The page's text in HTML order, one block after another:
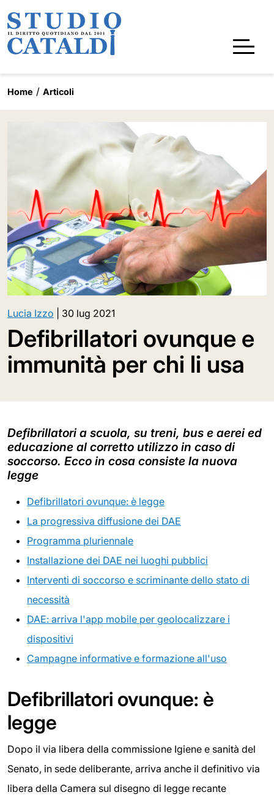
Home Articoli
Lucia Izzo 30 lug 2021
Defibrillatori ovunque e
immunità per chi li usa
Defibrillatori a scuola, su treni, bus e aerei ed
educazione al corretto utilizzo in caso di
soccorso. Ecco in cosa consiste la nuova
legge
Defibrillatori ovunque: è legge
La progressiva diffusione dei DAE
Programma pluriennale
Installazione dei DAE nei luoghi pubblici
Interventi di soccorso e scriminante dello stato di
necessità
DAE: arriva l'app mobile per geolocalizzare i
dispositivi
Campagne informative e formazione all'uso
Defibrillatori ovunque: è
legge
Dopo il via libera della commissione Igiene e sanità del
Senato, in sede deliberante, arriva anche il definitivo via
libera della Camera sul disegno di legge recante